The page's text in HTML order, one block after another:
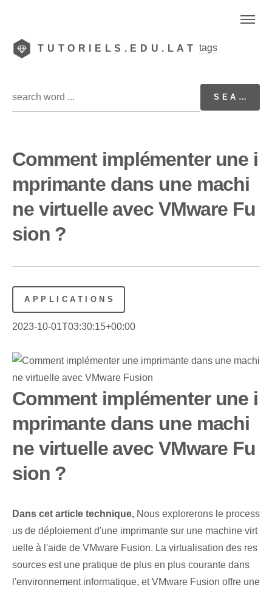
TUTORIELS.EDU.LAT tags
Comment implémenter une i
mprimante dans une machi
ne virtuelle avec VMware Fu
sion ?
APPLICATIONS
2023-10-01T03:30:15+00:00
Comment implémenter une i
mprimante dans une machi
ne virtuelle avec VMware Fu
sion ?
Dans cet article technique, Nous explorerons le process
us de déploiement d'une imprimante sur une machine virt
uelle à l'aide de VMware Fusion. La virtualisation des res
sources est une pratique de plus en plus courante dans
l'environnement informatique, et VMware Fusion offre une